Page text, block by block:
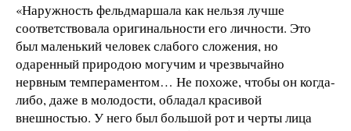
«Наружность фельдмаршала как нельзя лучше
соответствовала оригинальности его личности. Это
был маленький человек слабого сложения, но
одаренный природою могучим и чрезвычайно
нервным темпераментом… Не похоже, чтобы он когда-
либо, даже в молодости, обладал красивой
внешностью. У него был большой рот и черты лица